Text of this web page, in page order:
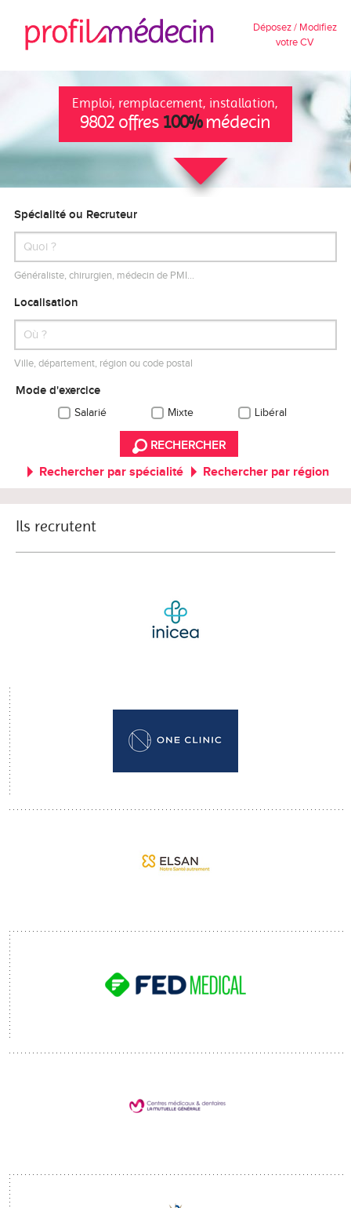
Déposez / Modifiez
votre CV
Emploi, remplacement, installation,
9802 offres 100%médecin
Spécialité ou Recruteur
Généraliste, chirurgien, médecin de PMI…
Localisation
Ville, département, région ou code postal
Mode d'exercice
Salarié Mixte Libéral
RECHERCHER
Rechercher par spécialité Rechercher par région
Ils recrutent